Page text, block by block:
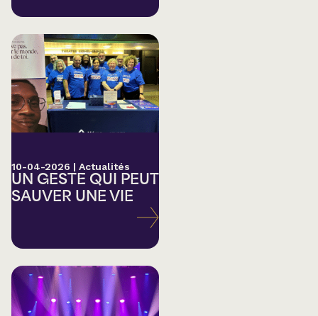
10-04-2026 | Actualités
UN GESTE QUI PEUT
SAUVER UNE VIE